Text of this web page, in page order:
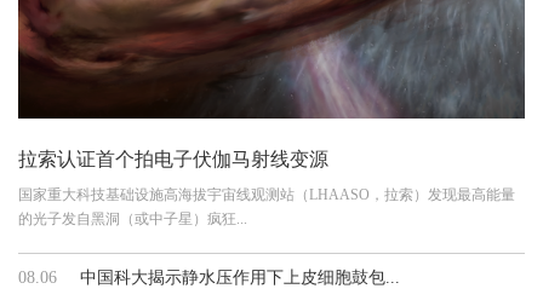
拉索认证首个拍电子伏伽马射线变源
国家重大科技基础设施高海拔宇宙线观测站（LHAASO，拉索）发现最高能量
的光子发自黑洞（或中子星）疯狂...
08.06 中国科大揭示静水压作用下上皮细胞鼓包...